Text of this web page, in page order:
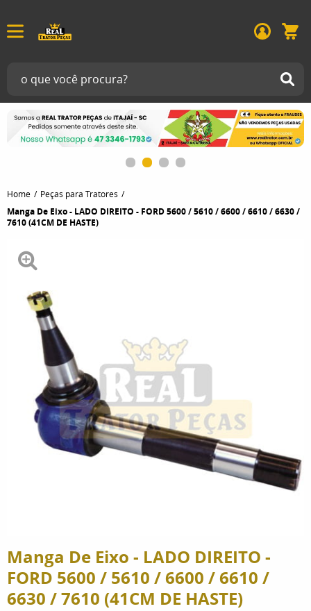
Home Peças para Tratores
Manga De Eixo - LADO DIREITO - FORD 5600 / 5610 / 6600 / 6610 / 6630 /
7610 (41CM DE HASTE)
Manga De Eixo - LADO DIREITO -
FORD 5600 / 5610 / 6600 / 6610 /
6630 / 7610 (41CM DE HASTE)